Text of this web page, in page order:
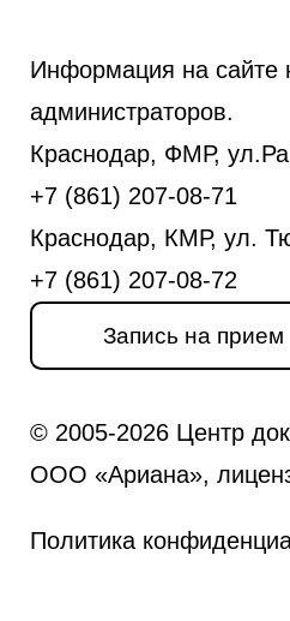
Информация на сайте
администраторов.
Краснодар, ФМР,
+7 (861) 207-08-71
Краснодар, КМР, ул.
+7 (861) 207-08-72
Запись на прием
© 2005-2026 Центр
ООО «Ариана»,
Политика